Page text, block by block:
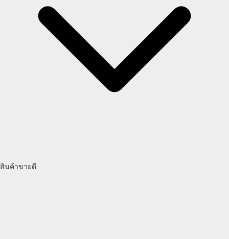
สินค้าขายดี